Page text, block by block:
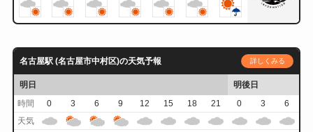
名古屋駅 (名古屋市中村区)の天気予報 詳しくみる
明日
明後日
時間
0 3 6 9 12 15 18 21 0 3
6
天気